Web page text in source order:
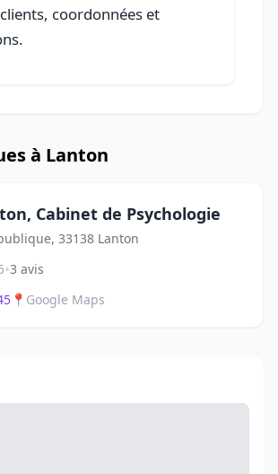
coordonnées et
à Lanton
Cabinet de Psychologie
33138 Lanton
•3 avis
📍 Google Maps